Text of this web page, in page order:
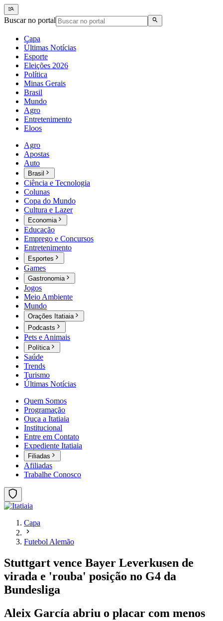
Buscar no portal
Capa
Últimas Notícias
Esporte
Eleições 2026
Política
Minas Gerais
Brasil
Mundo
Agro
Entretenimento
Eloos
Agro
Apostas
Auto
Brasil
Ciência e Tecnologia
Colunas
Copa do Mundo
Cultura e Lazer
Economia
Educação
Emprego e Concursos
Entretenimento
Esportes
Games
Gastronomia
Jogos
Meio Ambiente
Mundo
Orações Itatiaia
Podcasts
Pets e Animais
Política
Saúde
Trends
Turismo
Últimas Notícias
Quem Somos
Programação
Ouça a Itatiaia
Institucional
Entre em Contato
Expediente Itatiaia
Filiadas
Afiliadas
Trabalhe Conosco
Capa
Futebol Alemão
Stuttgart vence Bayer Leverkusen de
virada e 'rouba' posição no G4 da
Bundesliga
Aleix García abriu o placar com menos